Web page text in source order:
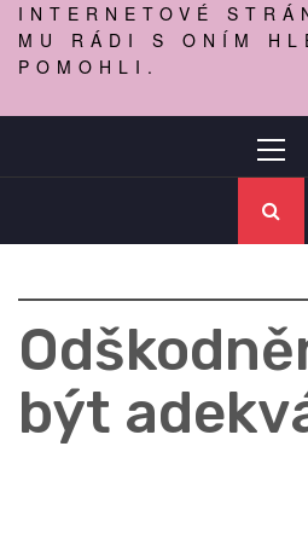
INTERNETOVÉ
MU RÁDI S ONÍM
POMOHLI.
být